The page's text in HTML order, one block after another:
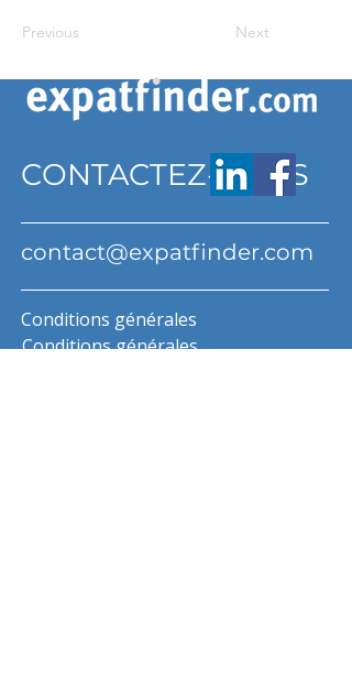
Previous Next
CONTACTEZ-NOUS
contact@expatfinder.com
Conditions générales
Conditions générales